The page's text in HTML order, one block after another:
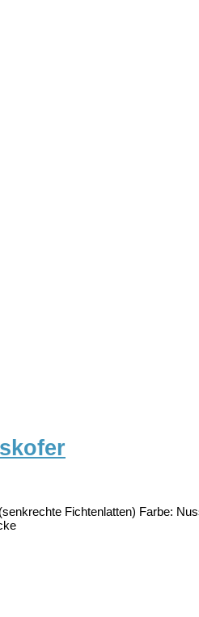
Fichtenlatten) Farbe: